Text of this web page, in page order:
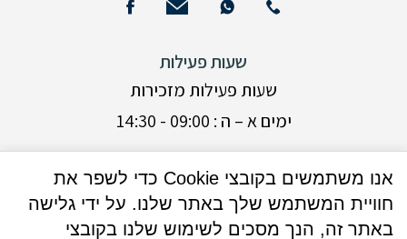
שעות פעילות
שעות פעילות מזכירות
ימים א – ה : 09:00 - 14:30
ימים א + ג: 16:00 - 17:30 (בנוסף)
ימי שישי וערבי חג : אין קבלת קהל
אנו משתמשים בקובצי Cookie כדי לשפר את
חוויית המשתמש שלך באתר שלנו. על ידי גלישה
באתר זה, הנך מסכים לשימוש שלנו בקובצי